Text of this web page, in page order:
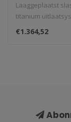
Titanium
Laaggeplaatst
titanium
voor de CFMoto
R/S/NK...
€1.364,52